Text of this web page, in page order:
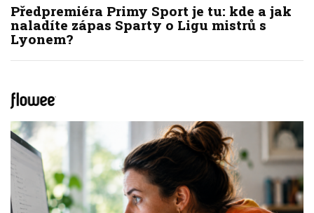
Předpremiéra Primy Sport je tu: kde a jak
naladíte zápas Sparty o Ligu mistrů s
Lyonem?